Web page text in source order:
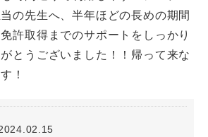
の先生へ、半年ほどの長めの期間
許取得までのサポートをしっかり
とうございました！！帰って来な
！